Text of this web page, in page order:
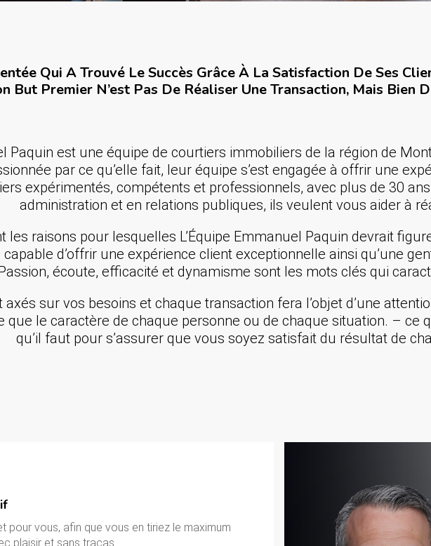
Qui A Trouvé Le Succès Grâce À La Satisfaction De Ses
But Premier N’est Pas De Réaliser Une Transaction, Mais Bien
Paquin est une équipe de courtiers immobiliers de la région de
par ce qu’elle fait, leur équipe s’est engagée à offrir une
expérimentés, compétents et professionnels, avec plus de 30
administration et en relations publiques, ils veulent vous aider à
les raisons pour lesquelles L’Équipe Emmanuel Paquin devrait
d’offrir une expérience client exceptionnelle ainsi qu’une
écoute, efficacité et dynamisme sont les mots clés qui
sur vos besoins et chaque transaction fera l’objet d’une
que le caractère de chaque personne ou de chaque situation. – ce
qu’il faut pour s’assurer que vous soyez satisfait du résultat de
pour vous, afin que vous en tiriez le maximum
plaisir et sans tracas.